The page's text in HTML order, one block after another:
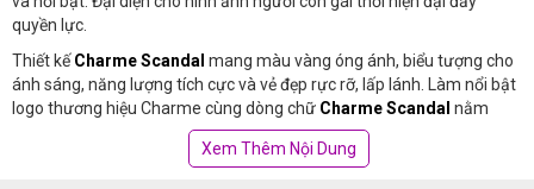
quyền lực.
Thiết kếCharme Scandal mang màu vàng óng ánh, biểu tượng cho
ánh sáng, năng lượng tích cực và vẻ đẹp rực rỡ, lấp lánh. Làm nổi bật
logo thương hiệu Charme cùng dòng chữ Charme Scandal nằm
ngay giữa thân chai. Một thiết kế thể hiện sự độc lập, cá tính mạnh
mẽ của những cô nàng sành điệu, sang chảnh.
Xem Thêm Nội Dung